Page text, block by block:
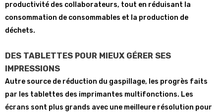
productivité des collaborateurs, tout en réduisant la
consommation de consommables et la production de
déchets.
DES TABLETTES POUR MIEUX GÉRER SES
IMPRESSIONS
Autre source de réduction du gaspillage, les progrès faits
par les tablettes des imprimantes multifonctions. Les
écrans sont plus grands avec une meilleure résolution pour